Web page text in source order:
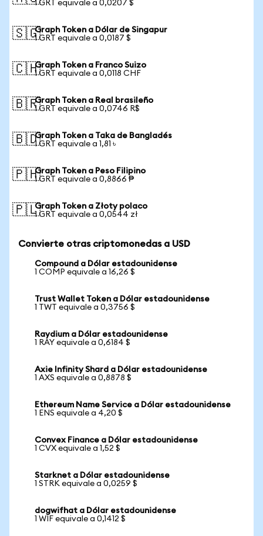
1 GRT equivale a 0,0207 $
🇸🇬Graph Token a Dólar de Singapur
1 GRT equivale a 0,0187 $
🇨🇭Graph Token a Franco Suizo
1 GRT equivale a 0,0118 CHF
🇧🇷Graph Token a Real brasileño
1 GRT equivale a 0,0746 R$
🇧🇩Graph Token a Taka de Bangladés
1 GRT equivale a 1,81 ৳
🇵🇭Graph Token a Peso Filipino
1 GRT equivale a 0,8866 ₱
🇵🇱Graph Token a Złoty polaco
1 GRT equivale a 0,0544 zł
Convierte otras criptomonedas a USD
Compound a Dólar estadounidense
1 COMP equivale a 16,26 $
Trust Wallet Token a Dólar estadounidense
1 TWT equivale a 0,3756 $
Raydium a Dólar estadounidense
1 RAY equivale a 0,6184 $
Axie Infinity Shard a Dólar estadounidense
1 AXS equivale a 0,8878 $
Ethereum Name Service a Dólar estadounidense
1 ENS equivale a 4,20 $
Convex Finance a Dólar estadounidense
1 CVX equivale a 1,52 $
Starknet a Dólar estadounidense
1 STRK equivale a 0,0259 $
dogwifhat a Dólar estadounidense
1 WIF equivale a 0,1412 $